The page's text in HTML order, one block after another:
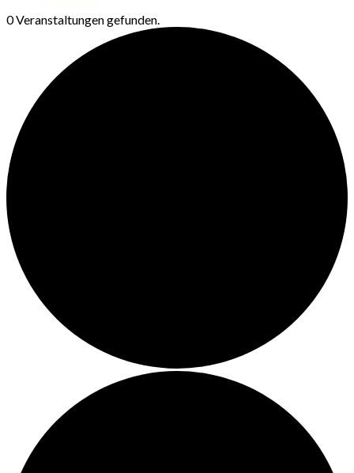
0 Veranstaltungen gefunden.